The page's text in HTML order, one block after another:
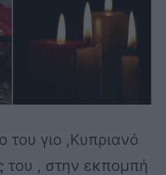
του γιο ,Κυπριανό
του , στην εκπομπή